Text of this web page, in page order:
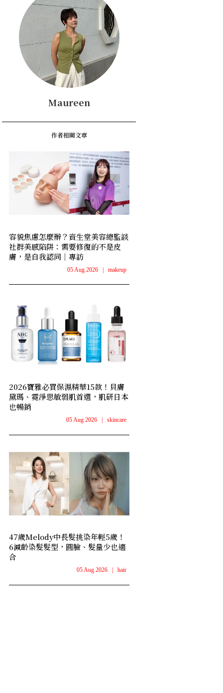
Maureen
作者相關文章
容貌焦慮怎麼辦？資生堂美容總監談
社群美感陷阱：需要修復的不是皮
膚，是自我認同｜專訪
05 Aug 2026 | makeup
2026寶雅必買保濕精華15款！貝膚
黛瑪、霓淨思敏弱肌首選，肌研日本
也暢銷
05 Aug 2026 skincare
47歲Melody中長髮挑染年輕5歲！
6減齡染髮髮型，圓臉、髮量少也適
合
05 Aug 2026 hair